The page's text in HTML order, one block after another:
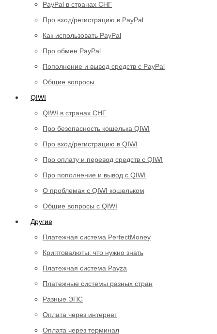
PayPal в странах СНГ
Про вход/регистрацию в PayPal
Как использовать PayPal
Про обмен PayPal
Пополнение и вывод средств с PayPal
Общие вопросы
QIWI
QIWI в странах СНГ
Про безопасность кошелька QIWI
Про вход/регистрацию в QIWI
Про оплату и перевод средств c QIWI
Про пополнение и вывод с QIWI
О проблемах с QIWI кошельком
Общие вопросы с QIWI
Другие
Платежная система PerfectMoney
Криптовалюты: что нужно знать
Платежная система Payza
Платежные системы разных стран
Разные ЭПС
Оплата через интернет
Оплата через терминал